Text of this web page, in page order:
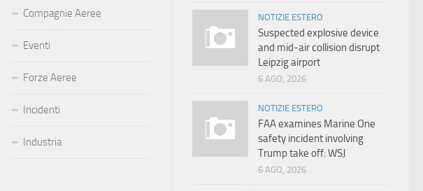
NOTIZIE ESTERO
Suspected explosive device
and mid-air collision disrupt
Leipzig airport
6 AGO, 2026
NOTIZIE ESTERO
FAA examines Marine One
safety incident involving
Trump take off: WSJ
6 AGO, 2026
Compagnie Aeree
Eventi
Forze Aeree
Incidenti
Industria